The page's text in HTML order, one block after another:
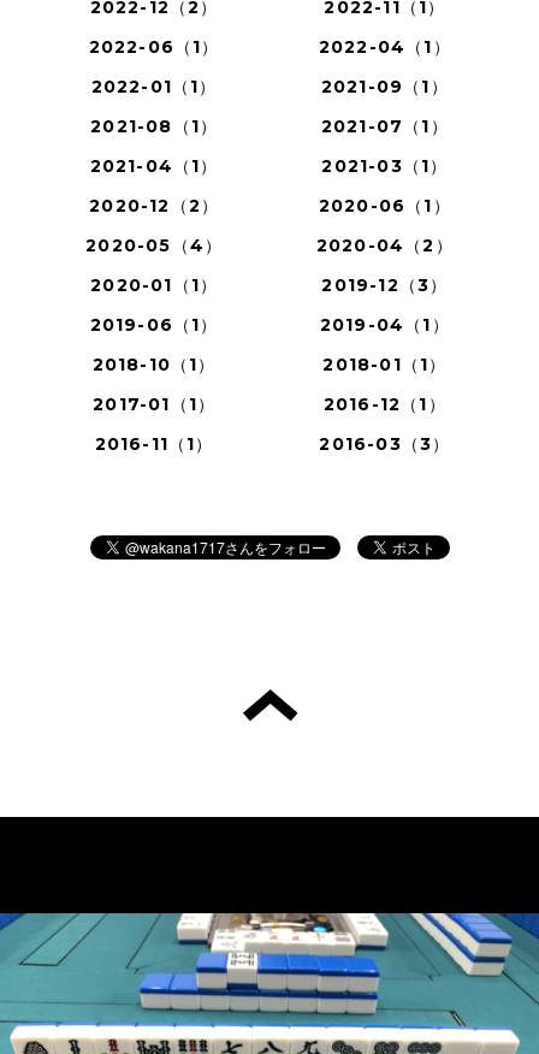
2022-12（2）
2022-11（1）
2022-06（1）
2022-04（1）
2022-01（1）
2021-09（1）
2021-08（1）
2021-07（1）
2021-04（1）
2021-03（1）
2020-12（2）
2020-06（1）
2020-05（4）
2020-04（2）
2020-01（1）
2019-12（3）
2019-06（1）
2019-04（1）
2018-10（1）
2018-01（1）
2017-01（1）
2016-12（1）
2016-11（1）
2016-03（3）